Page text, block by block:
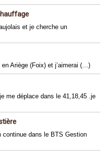
et je cherche un
Ariège (Foix) et j’aimerai (…)
me déplace dans le 41,18,45 .je
continue dans le BTS Gestion